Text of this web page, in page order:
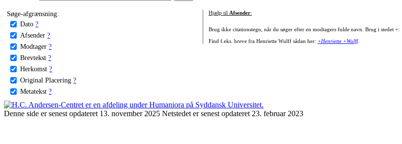
Søge-afgrænsning:
Dato ?
Afsender ?
Modtager ?
Brevtekst ?
Herkomst ?
Original Placering ?
Metatekst ?
Hjælp til Afsender:
Brug ikke citationstegn, når du søger efter en modtagers fulde navn. Brug i stedet +:
Find f.eks. breve fra Henriette Wulff sådan her: +Henriette +Wulff.
Denne side er senest opdateret 13. november 2025 Netstedet er senest opdateret 23. februar 2023